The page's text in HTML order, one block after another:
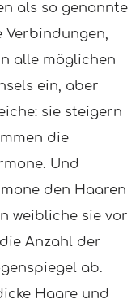
als so genannte
Verbindungen,
alle möglichen
ein, aber
sie steigern
die
Und
den Haaren
weibliche sie vor
Anzahl der
ab.
Haare und